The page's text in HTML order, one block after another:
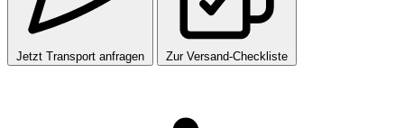
Jetzt Transport anfragen Zur Versand-Checkliste